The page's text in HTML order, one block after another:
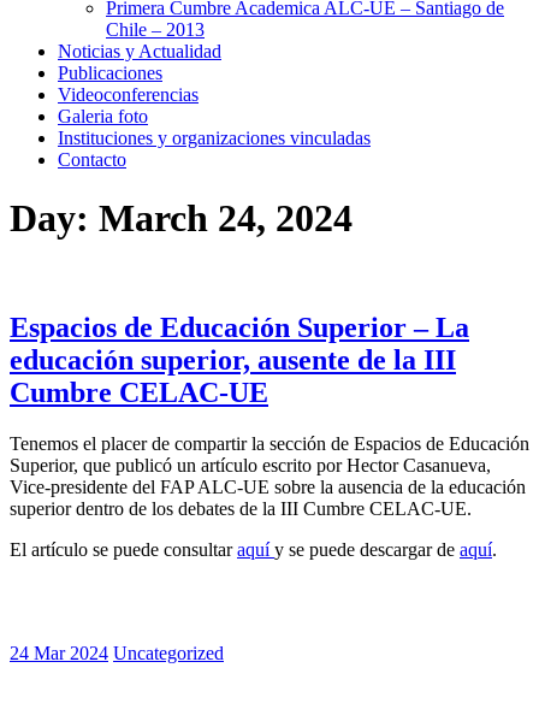
Primera Cumbre Academica ALC-UE – Santiago de
Chile – 2013
Noticias y Actualidad
Publicaciones
Videoconferencias
Galeria foto
Instituciones y organizaciones vinculadas
Contacto
Day: March 24, 2024
Espacios de Educación Superior – La
educación superior, ausente de la III
Cumbre CELAC-UE
Tenemos el placer de compartir la sección de Espacios de Educación
Superior, que publicó un artículo escrito por Hector Casanueva,
Vice-presidente del FAP ALC-UE sobre la ausencia de la educación
superior dentro de los debates de la III Cumbre CELAC-UE.
El artículo se puede consultaraquíy se puede descargar de aquí.
24 Mar 2024 Uncategorized